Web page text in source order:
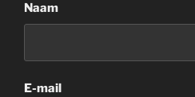
Naam
E-mail